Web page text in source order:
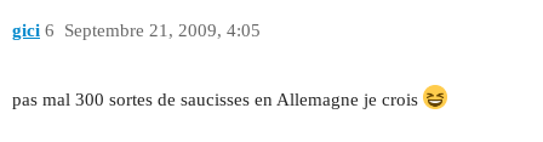
gici Septembre 21, 2009, 4:05
6
pas mal 300 sortes de saucisses en Allemagne je crois